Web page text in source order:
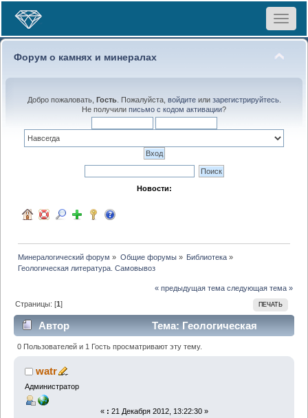
Toggle
Форум о камнях и минералах
Добро пожаловать, Гость. Пожалуйста, войдитеили зарегистрируйтесь.
Не получили письмо с кодом активации?
Новости:
Минералогический форум » Общие форумы» Библиотека»
Геологическая литература. Самовывоз
« предыдущая тема следующая тема »
ПЕЧАТЬ
Страницы: [1]
Автор
Тема: Геологическая
литература. Самовывоз (Прочитано 2710 раз)
0 Пользователей и 1 Гость просматривают эту тему.
watr
Администратор
« : 21 Декабря 2012, 13:22:30 »